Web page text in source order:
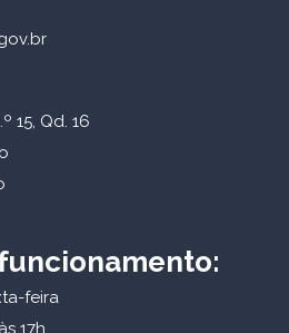
15, Qd. 16
feira
17h